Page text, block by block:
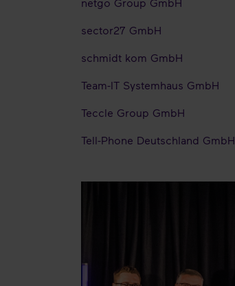
sector27 GmbH
schmidt kom GmbH
Team-IT Systemhaus GmbH
Teccle Group GmbH
Tell-Phone Deutschland GmbH